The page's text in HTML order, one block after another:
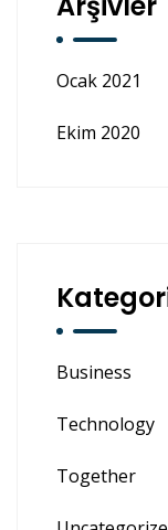
Ocak 2021
Ekim 2020
Business
Technology
Together